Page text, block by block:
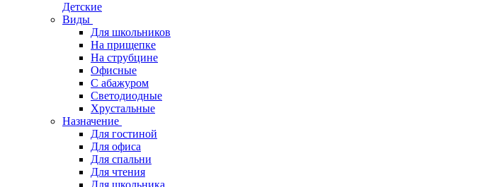
Детские
Виды
Для школьников
На прищепке
На струбцине
Офисные
С абажуром
Светодиодные
Хрустальные
Назначение
Для гостиной
Для офиса
Для спальни
Для чтения
Для школьника